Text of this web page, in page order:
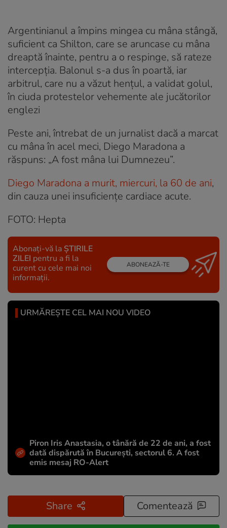
Argentinianul a împins mingea cu mâna stângă,
suficient ca Shilton, care se aruncase cu mâna
dreaptă înainte, pentru a o respinge, să rateze
intercepţia. Balonul s-a dus în poartă, iar
arbitrul, care nu a văzut henţul, a validat golul,
în ciuda protestelor vehemente ale jucătorilor
englezi
Peste ani, întrebat de un jurnalist dacă a marcat
cu mâna în acel meci, Diego Maradona a
răspuns: „A fost mâna lui Dumnezeu”.
Diego Maradona a murit, miercuri, la 60 de ani,
din cauza unei insuficiențe cardiace acute.
FOTO: Hepta
Abonați-vă la ȘTIRILE
ZILEI pentru a fi la
curent cu cele mai noi
informații.
ABONEAZĂ-TE
URMĂREȘTE CEL MAI NOU VIDEO
Piron Iris Anastasia, o tânără de 22 de ani, a fost
dată dispărută în București, sectorul 6. A fost
emis mesaj RO-Alert
Share Comentează